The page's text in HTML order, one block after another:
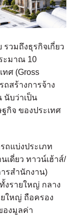
วมถึงธุรกิจเกี่ยว
ะมาณ 10
ศ (Gross
ถสร้างการจ้าง
นับว่าเป็น
กิจ ของประเทศ
ถแบ่งประเภท
เดี่ยว ทาวน์เฮ้าส์/
รสำนักงาน)
รายใหญ่ กลาง
ใหญ่ ถือครอง
องมูลค่า